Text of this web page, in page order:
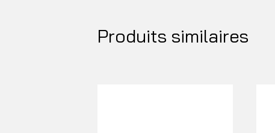
Produits similaires